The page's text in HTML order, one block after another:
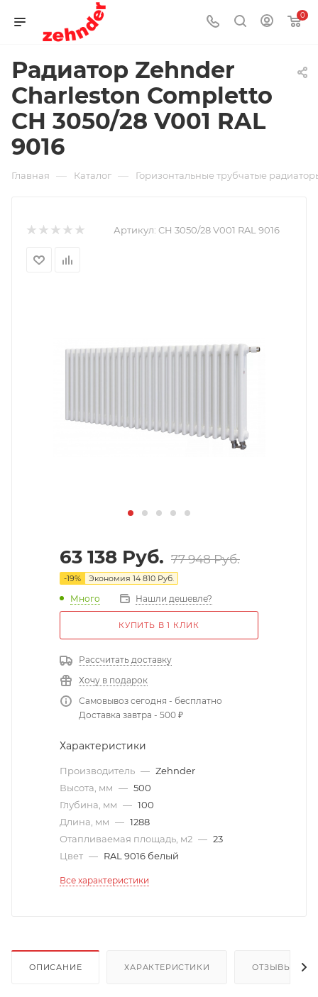
0
Радиатор Zehnder
Charleston Completto
CH 3050/28 V001 RAL
9016
Главная — Каталог — Горизонтальные трубчатые
Артикул: CH 3050/28 V001 RAL 9016
63 138 Руб. 77 948Руб.
-19% Экономия 14 810 Руб.
Много Нашли дешевле?
КУПИТЬ В 1 КЛИК
Рассчитать доставку
Хочу в подарок
Самовывоз сегодня - бесплатно
Доставка завтра - 500 ₽
Характеристики
Производитель — Zehnder
Высота, мм — 500
Глубина, мм — 100
Длина, мм — 1288
Отапливаемая площадь, м2 — 23
Цвет — RAL 9016 белый
Все характеристики
ОПИСАНИЕ ХАРАКТЕРИСТИКИ ОТЗЫВЫ